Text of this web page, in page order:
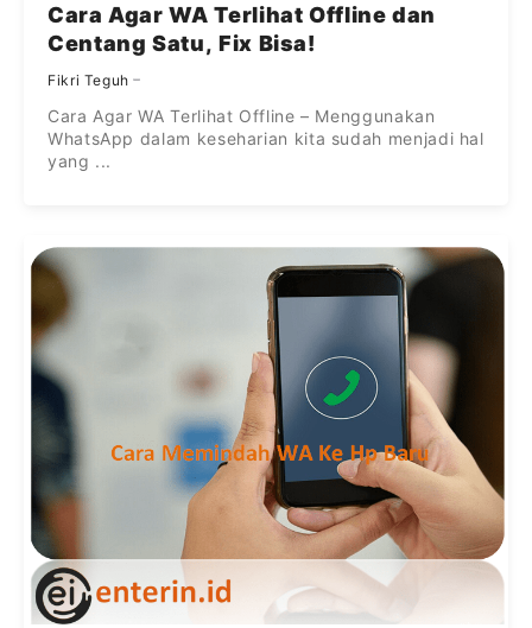
Cara Agar WA Terlihat Offline dan
Centang Satu, Fix Bisa!
Fikri Teguh
Cara Agar WA Terlihat Offline – Menggunakan
WhatsApp dalam keseharian kita sudah menjadi hal
yang ...